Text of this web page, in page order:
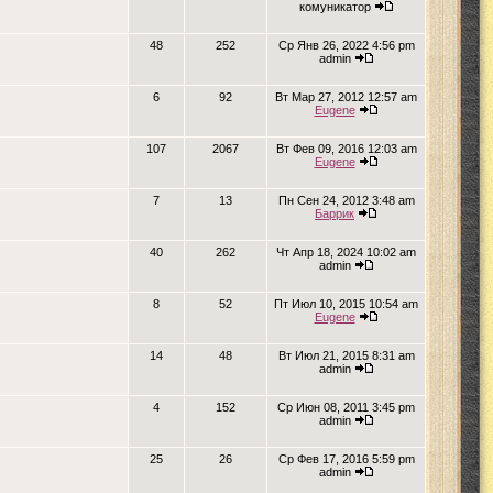
комуникатор
48 252
Ср Янв 26, 2022 4:56 pm
admin
6 92
Вт Мар 27, 2012 12:57 am
Eugene
107 2067
Вт Фев 09, 2016 12:03 am
Eugene
7 13
Пн Сен 24, 2012 3:48 am
Баррик
40 262
Чт Апр 18, 2024 10:02 am
admin
8 52
Пт Июл 10, 2015 10:54 am
Eugene
14 48
Вт Июл 21, 2015 8:31 am
admin
4 152
Ср Июн 08, 2011 3:45 pm
admin
25 26
Ср Фев 17, 2016 5:59 pm
admin